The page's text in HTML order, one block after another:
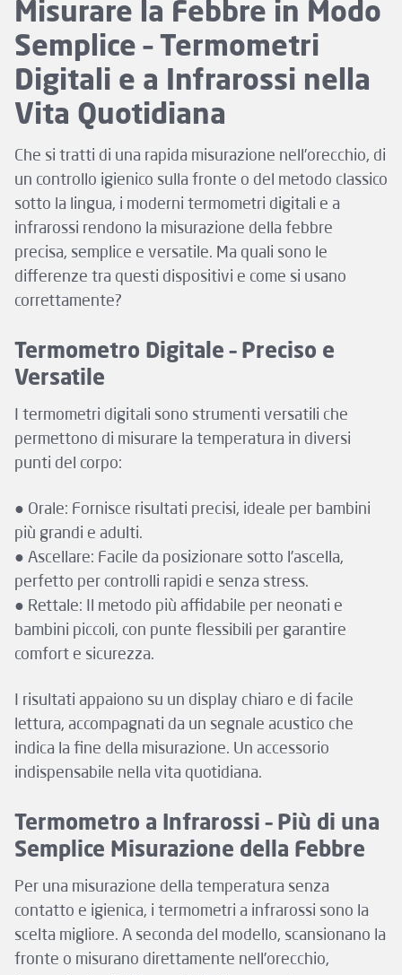
Misurare la Febbre in Modo
Semplice – Termometri
Digitali e a Infrarossi nella
Vita Quotidiana
Che si tratti di una rapida misurazione nell’orecchio, di
un controllo igienico sulla fronte o del metodo classico
sotto la lingua, i moderni termometri digitali e a
infrarossi rendono la misurazione della febbre
precisa, semplice e versatile. Ma quali sono le
differenze tra questi dispositivi e come si usano
correttamente?
Termometro Digitale – Preciso e
Versatile
I termometri digitali sono strumenti versatili che
permettono di misurare la temperatura in diversi
punti del corpo:
● Orale: Fornisce risultati precisi, ideale per bambini
più grandi e adulti.
● Ascellare: Facile da posizionare sotto l’ascella,
perfetto per controlli rapidi e senza stress.
● Rettale: Il metodo più affidabile per neonati e
bambini piccoli, con punte flessibili per garantire
comfort e sicurezza.
I risultati appaiono su un display chiaro e di facile
lettura, accompagnati da un segnale acustico che
indica la fine della misurazione. Un accessorio
indispensabile nella vita quotidiana.
Termometro a Infrarossi – Più di una
Semplice Misurazione della Febbre
Per una misurazione della temperatura senza
contatto e igienica, i termometri a infrarossi sono la
scelta migliore. A seconda del modello, scansionano la
fronte o misurano direttamente nell’orecchio,